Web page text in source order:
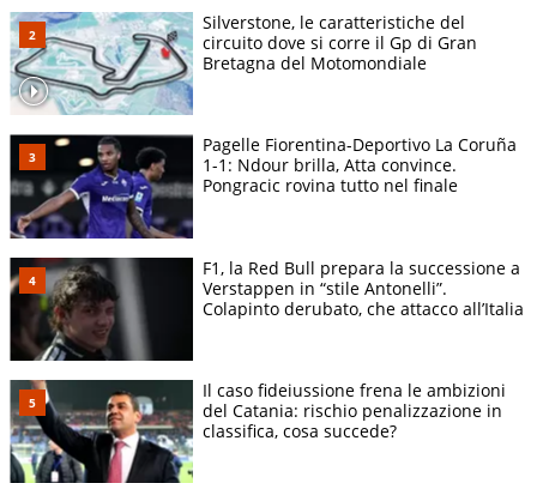
Silverstone, le caratteristiche del
circuito dove si corre il Gp di Gran
Bretagna del Motomondiale
Pagelle Fiorentina-Deportivo La Coruña
1-1: Ndour brilla, Atta convince.
Pongracic rovina tutto nel finale
F1, la Red Bull prepara la successione a
Verstappen in “stile Antonelli”.
Colapinto derubato, che attacco all’Italia
Il caso fideiussione frena le ambizioni
del Catania: rischio penalizzazione in
classifica, cosa succede?